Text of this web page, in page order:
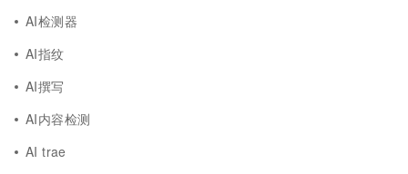
AI检测器
AI指纹
AI撰写
AI内容检测
AI trae